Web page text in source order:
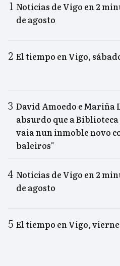
Noticias de Vigo en 2
de agosto
El tiempo en Vigo,
David Amoedo e Mariña
absurdo que a Biblioteca
vaia nun inmoble novo
baleiros"
Noticias de Vigo en 2
de agosto
El tiempo en Vigo,